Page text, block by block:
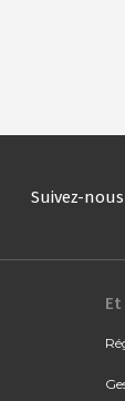
Suivez-nous